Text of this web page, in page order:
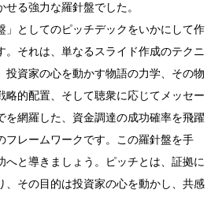
る強力な羅針盤でした。
」としてのピッチデックをいかにして作
。それは、単なるスライド作成のテクニ
投資家の心を動かす物語の力学、その物
略的配置、そして聴衆に応じてメッセー
を網羅した、資金調達の成功確率を飛躍
フレームワークです。この羅針盤を手
へと導きましょう。ピッチとは、証拠に
、その目的は投資家の心を動かし、共感